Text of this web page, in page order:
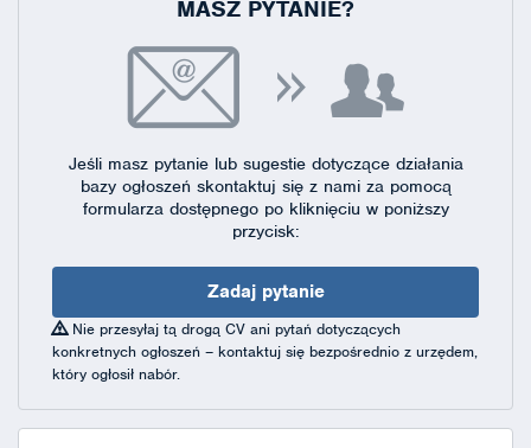
MASZ PYTANIE?
Jeśli masz pytanie lub sugestie dotyczące działania
bazy ogłoszeń skontaktuj się z nami za pomocą
formularza dostępnegopo kliknięciu w poniższy
przycisk:
Zadaj pytanie
Nie przesyłaj tą drogą CV ani pytań dotyczących
konkretnych ogłoszeń – kontaktuj się bezpośrednio z urzędem,
który ogłosił nabór.